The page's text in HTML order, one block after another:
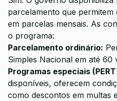
parcelamento que permitem
em parcelas mensais. As
o programa:
Parcelamento ordinário:
Simples Nacional em até 60
Programas especiais
disponíveis, oferecem
como descontos em multas